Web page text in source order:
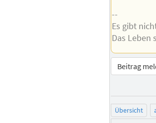
--
Es gibt
Das Leben
Beitrag
Übersicht